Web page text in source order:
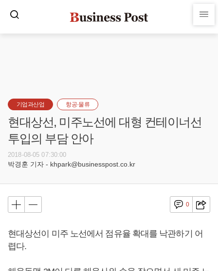
기업과산업 항공·물류
현대상선, 미주노선에 대형 컨테이너선
투입의 부담 안아
2018-08-05 07:30:00
박경훈 기자 - khpark@businesspost.co.kr
0
현대상선이 미주 노선에서 점유율 확대를 낙관하기 어
렵다.